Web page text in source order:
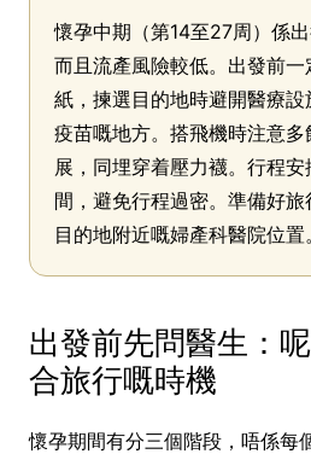
懷孕中期（第14至27周）係
而且流產風險較低。出發前
紙，揀選目的地時避開醫療
疫苗嘅地方。搭飛機時注意
展，同埋穿着壓力襪。行程
間，避免行程過密。準備好
目的地附近嘅婦產科醫院位置。
出發前先問醫生：
合旅行嘅時機
懷孕期間有分三個階段，唔係每